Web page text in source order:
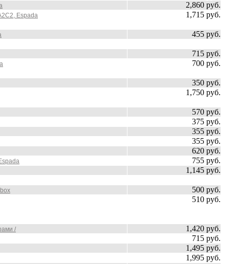
2,860 руб.
Espada
1,715 руб.
455 руб.
715 руб.
700 руб.
350 руб.
1,750 руб.
570 руб.
375 руб.
355 руб.
355 руб.
620 руб.
755 руб.
1,145 руб.
500 руб.
510 руб.
/ 1,420 руб.
715 руб.
1,495 руб.
1,995 руб.